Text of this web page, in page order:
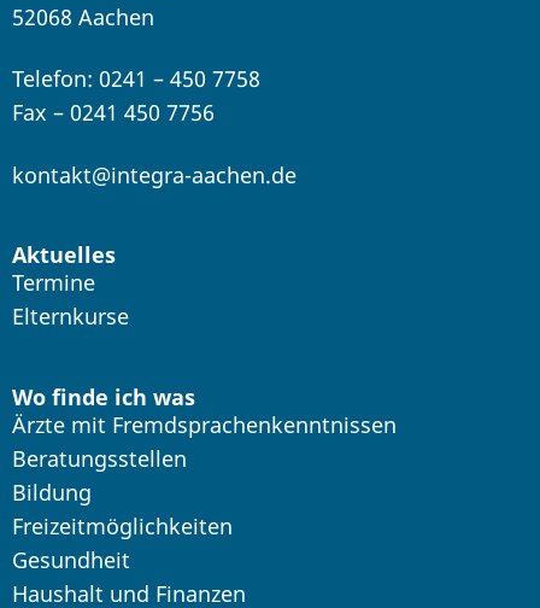
52068 Aachen
Telefon: 0241 – 450 7758
Fax – 0241 450 7756
kontakt@integra-aachen.de
Aktuelles
Termine
Elternkurse
Wo finde ich was
Ärzte mit Fremdsprachenkenntnissen
Beratungsstellen
Bildung
Freizeitmöglichkeiten
Gesundheit
Haushalt und Finanzen